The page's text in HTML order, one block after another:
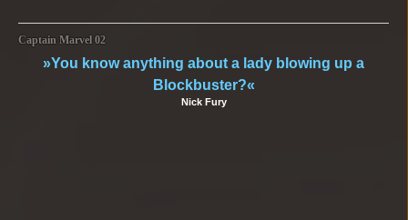
Captain Marvel 02
»You know anything about a lady blowing up a
Blockbuster?«
Nick Fury